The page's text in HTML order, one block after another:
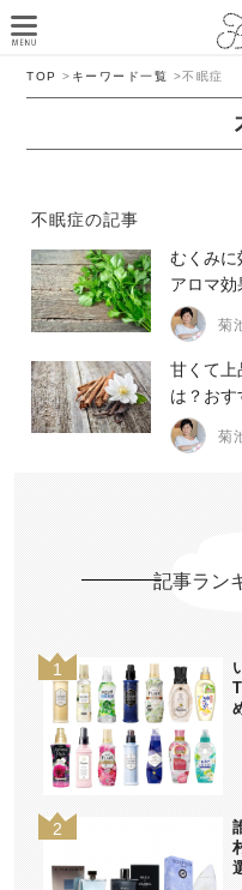
TOP > キーワード一覧 >不眠症
不眠症の記事
むくみに
アロマ効
菊
甘くて上
は？おす
菊
記事ラン